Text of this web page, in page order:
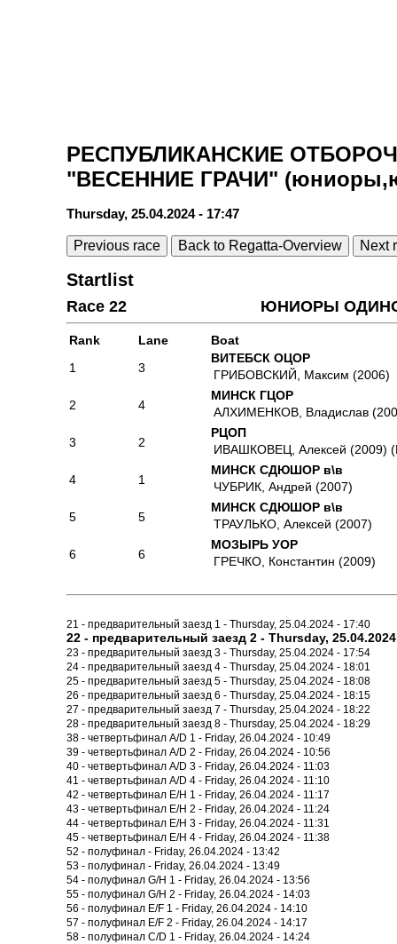
РЕСПУБЛИКАНСКИЕ
"ВЕСЕННИЕ ГРАЧИ"
Thursday, 25.04.2024 - 17:47
Previous race Back to Regatta-Overview Next
Startlist
Race 22 ЮНИОРЫ
Rank Lane
Boat
1
3
ВИТЕБСК ОЦОР
ГРИБОВСКИЙ, Максим (2006)
2 4
МИНСК ГЦОР
АЛХИМЕНКОВ, Владислав
3 2
РЦОП
ИВАШКОВЕЦ, Алексей (2009)
4 1
МИНСК СДЮШОР в\в
ЧУБРИК, Андрей (2007)
5 5
МИНСК СДЮШОР в\в
ТРАУЛЬКО, Алексей (2007)
6 6
МОЗЫРЬ УОР
ГРЕЧКО, Константин (2009)
21 - предварительный заезд 1 - Thursday, 25.04.2024 - 17:40
22 - предварительный заезд 2 - Thursday,
23 - предварительный заезд 3 - Thursday, 25.04.2024 - 17:54
24 - предварительный заезд 4 - Thursday, 25.04.2024 - 18:01
25 - предварительный заезд 5 - Thursday, 25.04.2024 - 18:08
26 - предварительный заезд 6 - Thursday, 25.04.2024 - 18:15
27 - предварительный заезд 7 - Thursday, 25.04.2024 - 18:22
28 - предварительный заезд 8 - Thursday, 25.04.2024 - 18:29
38 - четвертьфинал A/D 1 - Friday, 26.04.2024 - 10:49
39 - четвертьфинал A/D 2 - Friday, 26.04.2024 - 10:56
40 - четвертьфинал A/D 3 - Friday, 26.04.2024 - 11:03
41 - четвертьфинал A/D 4 - Friday, 26.04.2024 - 11:10
42 - четвертьфинал E/H 1 - Friday, 26.04.2024 - 11:17
43 - четвертьфинал E/H 2 - Friday, 26.04.2024 - 11:24
44 - четвертьфинал E/H 3 - Friday, 26.04.2024 - 11:31
45 - четвертьфинал E/H 4 - Friday, 26.04.2024 - 11:38
52 - полуфинал - Friday, 26.04.2024 - 13:42
53 - полуфинал - Friday, 26.04.2024 - 13:49
54 - полуфинал G/H 1 - Friday, 26.04.2024 - 13:56
55 - полуфинал G/H 2 - Friday, 26.04.2024 - 14:03
56 - полуфинал E/F 1 - Friday, 26.04.2024 - 14:10
57 - полуфинал E/F 2 - Friday, 26.04.2024 - 14:17
58 - полуфинал C/D 1 - Friday, 26.04.2024 - 14:24